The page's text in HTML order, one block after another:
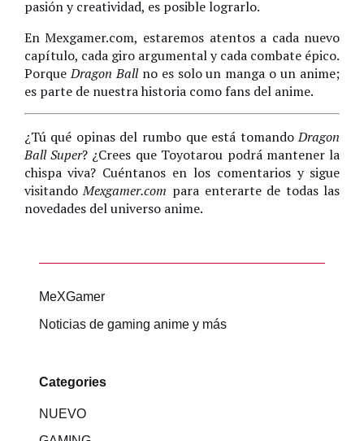
pasión y creatividad, es posible lograrlo.
En Mexgamer.com, estaremos atentos a cada nuevo
capítulo, cada giro argumental y cada combate épico.
PorqueDragon Ballno es solo un manga o un anime;
es parte de nuestra historia como fans del anime.
¿Tú qué opinas del rumbo que está tomandoDragon
Ball Super? ¿Crees que Toyotarou podrá mantener la
chispa viva? Cuéntanos en los comentarios y sigue
visitandoMexgamer.com para enterarte de todas las
novedades del universo anime.
MeXGamer
Noticias de gaming anime y más
Categories
NUEVO